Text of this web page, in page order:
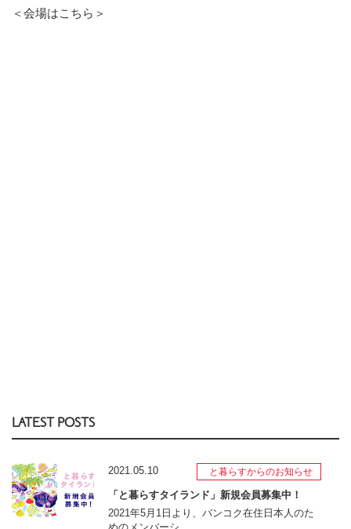
＜会場はこちら＞
LATEST POSTS
2021.05.10 と暮らすからのお知らせ
「と暮らすタイランド」新規会員募集中！
2021年5月1日より、バンコク在住日本人のた